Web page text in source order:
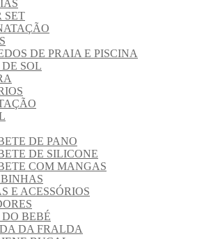
SET
DE PRAIA E PISCINA
SOL
DE PANO
DE SILICONE
COM MANGAS
E ACESSÓRIOS
BEBÉ
DA FRALDA